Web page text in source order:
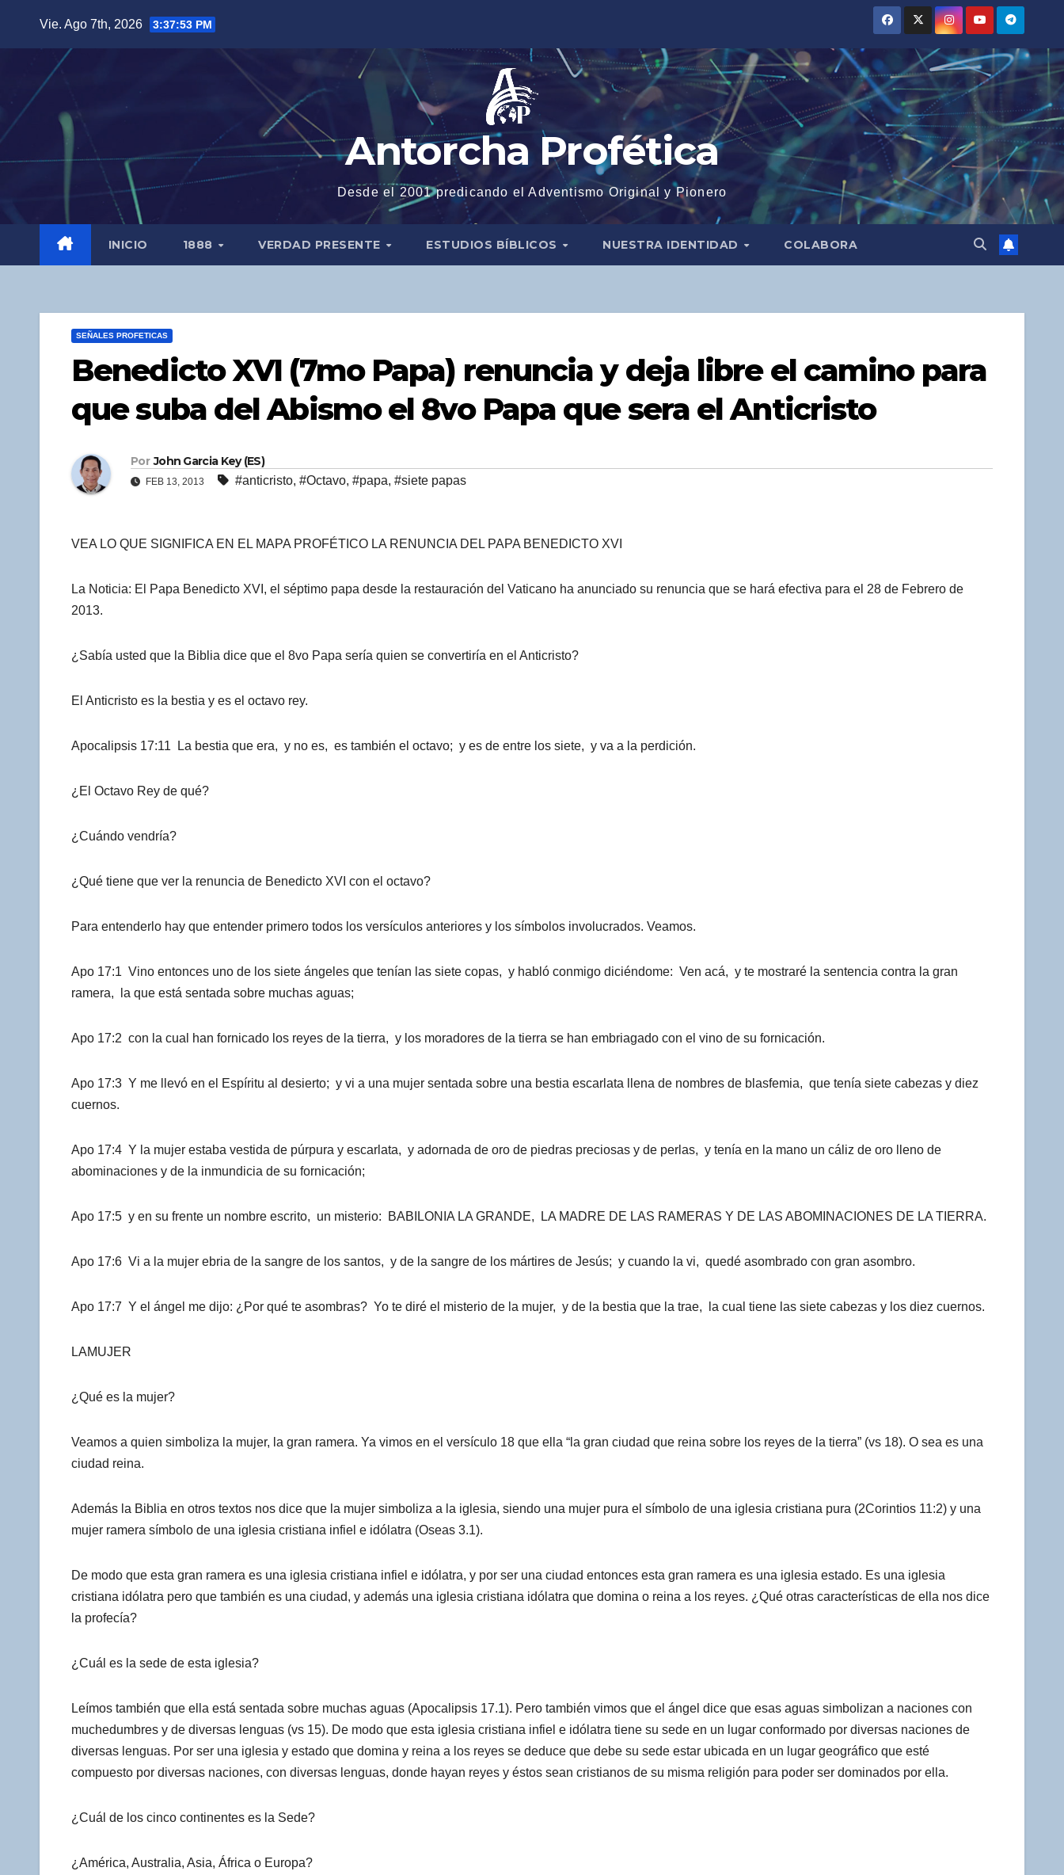
Vie. Ago 7th, 2026 3:37:54 PM
Antorcha Profética
Desde el 2001 predicando el Adventismo Original y Pionero
INICIO 1888 VERDAD PRESENTE ESTUDIOS BÍBLICOS NUESTRA IDENTIDAD COLABORA
SEÑALES PROFETICAS
Benedicto XVI (7mo Papa) renuncia y deja libre el camino para
que suba del Abismo el 8vo Papa que sera el Anticristo
Por John Garcia Key (ES)
FEB 13, 2013 #anticristo, #Octavo, #papa, #siete papas
VEA LO QUE SIGNIFICA EN EL MAPA PROFÉTICO LA RENUNCIA DEL PAPA BENEDICTO XVI
La Noticia: El Papa Benedicto XVI, el séptimo papa desde la restauración del Vaticano ha anunciado su renuncia que se hará efectiva para el 28 de Febrero de
2013.
¿Sabía usted que la Biblia dice que el 8vo Papa sería quien se convertiría en el Anticristo?
El Anticristo es la bestia y es el octavo rey.
Apocalipsis 17:11 La bestia que era, y no es, es también el octavo; y es de entre los siete, y va a la perdición.
¿El Octavo Rey de qué?
¿Cuándo vendría?
¿Qué tiene que ver la renuncia de Benedicto XVI con el octavo?
Para entenderlo hay que entender primero todos los versículos anteriores y los símbolos involucrados. Veamos.
Apo 17:1 Vino entonces uno de los siete ángeles que tenían las siete copas, y habló conmigo diciéndome: Ven acá, y te mostraré la sentencia contra la gran
ramera, la que está sentada sobre muchas aguas;
Apo 17:2 con la cual han fornicado los reyes de la tierra, y los moradores de la tierra se han embriagado con el vino de su fornicación.
Apo 17:3 Y me llevó en el Espíritu al desierto; y vi a una mujer sentada sobre una bestia escarlata llena de nombres de blasfemia, que tenía siete cabezas y diez
cuernos.
Apo 17:4 Y la mujer estaba vestida de púrpura y escarlata, y adornada de oro de piedras preciosas y de perlas, y tenía en la mano un cáliz de oro lleno de
abominaciones y de la inmundicia de su fornicación;
Apo 17:5 y en su frente un nombre escrito, un misterio: BABILONIA LA GRANDE, LA MADRE DE LAS RAMERAS Y DE LAS ABOMINACIONES DE LA TIERRA.
Apo 17:6 Vi a la mujer ebria de la sangre de los santos, y de la sangre de los mártires de Jesús; y cuando la vi, quedé asombrado con gran asombro.
Apo 17:7 Y el ángel me dijo: ¿Por qué te asombras? Yo te diré el misterio de la mujer, y de la bestia que la trae, la cual tiene las siete cabezas y los diez cuernos.
LAMUJER
¿Qué es la mujer?
Veamos a quien simboliza la mujer, la gran ramera. Ya vimos en el versículo 18 que ella “la gran ciudad que reina sobre los reyes de la tierra” (vs 18). O sea es una
ciudad reina.
Además la Biblia en otros textos nos dice que la mujer simboliza a la iglesia, siendo una mujer pura el símbolo de una iglesia cristiana pura (2Corintios 11:2) y una
mujer ramera símbolo de una iglesia cristiana infiel e idólatra (Oseas 3.1).
De modo que esta gran ramera es una iglesia cristiana infiel e idólatra, y por ser una ciudad entonces esta gran ramera es una iglesia estado. Es una iglesia
cristiana idólatra pero que también es una ciudad, y además una iglesia cristiana idólatra que domina o reina a los reyes. ¿Qué otras características de ella nos dice
la profecía?
¿Cuál es la sede de esta iglesia?
Leímos también que ella está sentada sobre muchas aguas (Apocalipsis 17.1). Pero también vimos que el ángel dice que esas aguas simbolizan a naciones con
muchedumbres y de diversas lenguas (vs 15). De modo que esta iglesia cristiana infiel e idólatra tiene su sede en un lugar conformado por diversas naciones de
diversas lenguas. Por ser una iglesia y estado que domina y reina a los reyes se deduce que debe su sede estar ubicada en un lugar geográfico que esté
compuesto por diversas naciones, con diversas lenguas, donde hayan reyes y éstos sean cristianos de su misma religión para poder ser dominados por ella.
¿Cuál de los cinco continentes es la Sede?
¿América, Australia, Asia, África o Europa?